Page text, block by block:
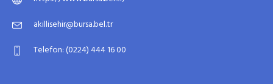
akillisehir@bursa.bel.tr
Telefon: (0224) 444 16 00